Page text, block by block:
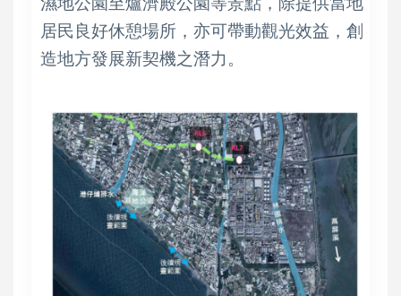
居民良好休憩場所，亦可帶動觀光效益，創
造地方發展新契機之潛力。